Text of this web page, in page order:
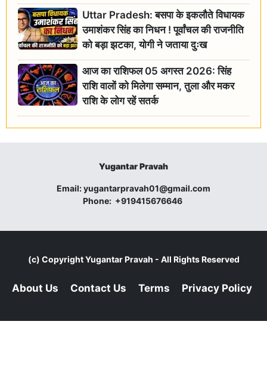
Uttar Pradesh: बसपा के इकलौते विधायक
उमाशंकर सिंह का निधन ! पूर्वांचल की राजनीति
को बड़ा झटका, योगी ने जताया दुःख
आज का राशिफल 05 अगस्त 2026: सिंह
राशि वालों को मिलेगा सम्मान, तुला और मकर
राशि के लोग रहें सतर्क
Yugantar Pravah
Email:yugantarpravah01@gmail.com
Phone: +919415676646
(c) CopyrightYugantar Pravah - All Rights Reserved
About Us Contact Us Terms Privacy Policy